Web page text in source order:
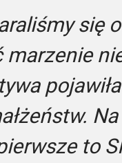
się
to